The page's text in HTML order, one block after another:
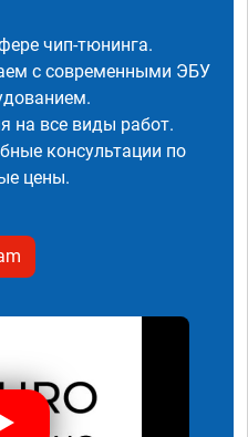
чип-тюнинга.
с современными ЭБУ
на все виды работ.
консультации по
цены.